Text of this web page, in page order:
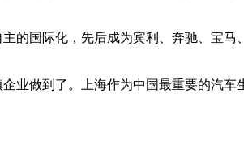
的国际化，先后成为宾利、奔驰、宝
业做到了。上海作为中国最重要的汽